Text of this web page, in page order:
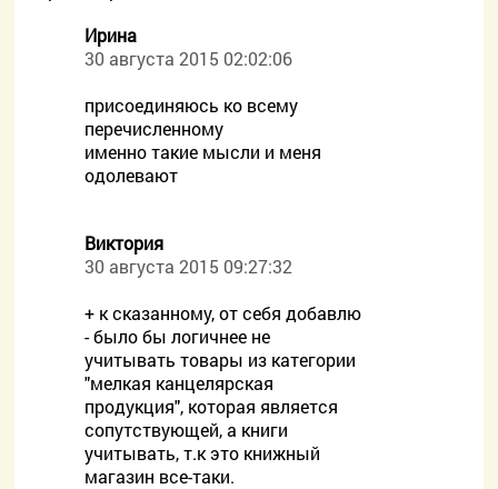
Ирина
30 августа 2015 02:02:06
присоединяюсь ко всему
перечисленному
именно такие мысли и меня
одолевают
Виктория
30 августа 2015 09:27:32
+ к сказанному, от себя добавлю
- было бы логичнее не
учитывать товары из категории
"мелкая канцелярская
продукция", которая является
сопутствующей, а книги
учитывать, т.к это книжный
магазин все-таки.